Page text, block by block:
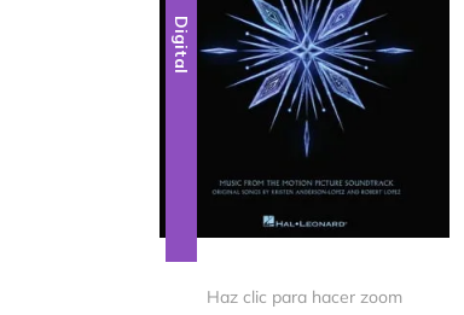
Digital
Haz clic para hacer zoom